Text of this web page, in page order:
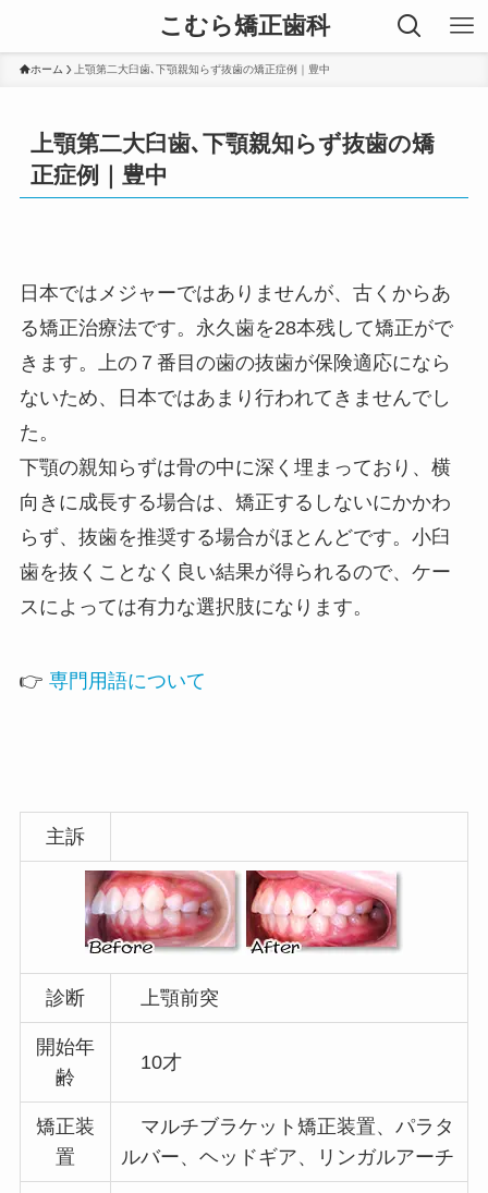
こむら矯正歯科
ホーム 上顎第二大臼歯､下顎親知らず抜歯の矯正症例｜豊中
上顎第二大臼歯､下顎親知らず抜歯の矯
正症例｜豊中
日本ではメジャーではありませんが、古くからあ
る矯正治療法です。永久歯を28本残して矯正がで
きます。上の７番目の歯の抜歯が保険適応になら
ないため、日本ではあまり行われてきませんでし
た。
下顎の親知らずは骨の中に深く埋まっており、横
向きに成長する場合は、矯正するしないにかかわ
らず、抜歯を推奨する場合がほとんどです。小臼
歯を抜くことなく良い結果が得られるので、ケー
スによっては有力な選択肢になります。
👉 専門用語について
主訴
診断 上顎前突
開始年
齢
10才
矯正装
置
マルチブラケット矯正装置、パラタ
ルバー、ヘッドギア、リンガルアーチ